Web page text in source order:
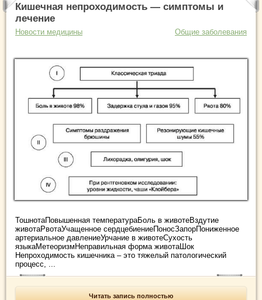
Кишечная непроходимость — симптомы и
лечение
Новости медицины Общие заболевания
ТошнотаПовышенная температураБоль в животеВздутие
животаРвотаУчащенное сердцебиениеПоносЗапорПониженное
артериальное давлениеУрчание в животеСухость
языкаМетеоризмНеправильная форма животаШок
Непроходимость кишечника – это тяжелый патологический
процесс, ...
Читать запись полностью